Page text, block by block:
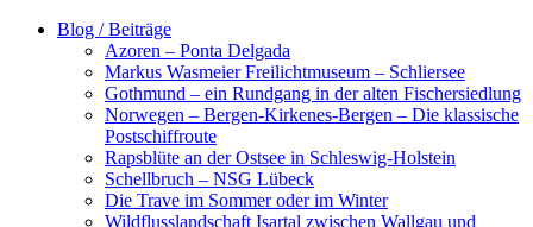
Zum
Blog / Beiträge
Azoren – Ponta Delgada
Markus Wasmeier Freilichtmuseum – Schliersee
Gothmund – ein Rundgang in der alten Fischersiedlung
Norwegen – Bergen-Kirkenes-Bergen – Die klassische
Postschiffroute
Rapsblüte an der Ostsee in Schleswig-Holstein
Schellbruch – NSG Lübeck
Die Trave im Sommer oder im Winter
Wildflusslandschaft Isartal zwischen Wallgau und